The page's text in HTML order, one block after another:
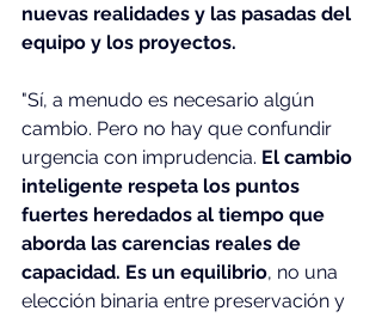
nuevas realidades y las pasadas del
equipo y los proyectos.
"Sí, a menudo es necesario algún
cambio. Pero no hay que confundir
urgencia con imprudencia. El cambio
inteligente respeta los puntos
fuertes heredados al tiempo que
aborda las carencias reales de
capacidad. Es un equilibrio, no una
elección binaria entre preservación y